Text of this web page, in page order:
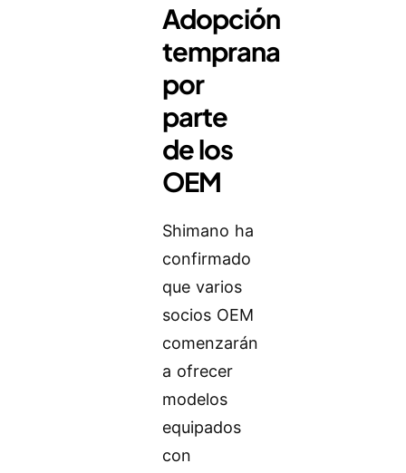
Adopción
temprana
por
parte
de los
OEM
Shimano ha
confirmado
que varios
socios OEM
comenzarán
a ofrecer
modelos
equipados
con